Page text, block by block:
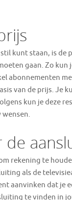
kunt staan, is de
gaan. Zo kun
abonnementen
van de prijs. Je
kun je deze
wensen.
rekening te
als de
aanvinken dat je
te vinden in